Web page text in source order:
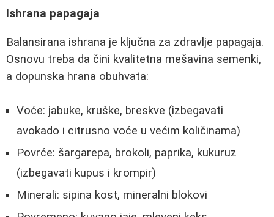
Ishrana papagaja
Balansirana ishrana je ključna za zdravlje papagaja.
Osnovu treba da čini kvalitetna mešavina semenki,
a dopunska hrana obuhvata:
Voće: jabuke, kruške, breskve (izbegavati
avokado i citrusno voće u većim količinama)
Povrće: šargarepa, brokoli, paprika, kukuruz
(izbegavati kupus i krompir)
Minerali: sipina kost, mineralni blokovi